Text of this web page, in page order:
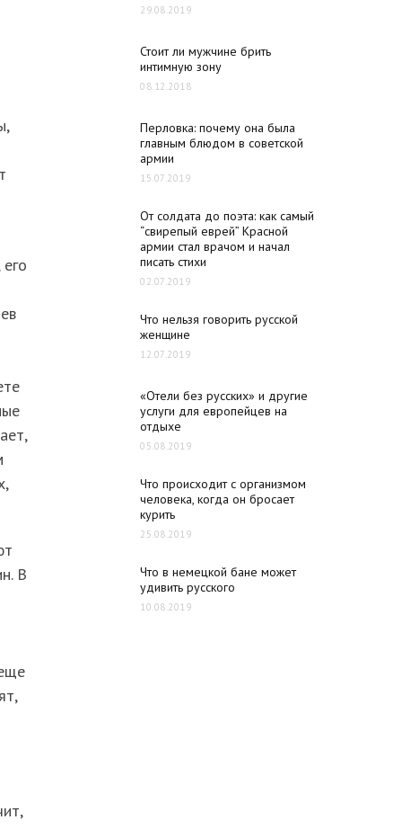
В
29.08.2019
Стоит ли мужчине брить
интимную зону
08.12.2018
Перловка: почему она была
главным блюдом в советской
армии
15.07.2019
От солдата до поэта: как самый
“свирепый еврей” Красной
армии стал врачом и начал
писать стихи
02.07.2019
Что нельзя говорить русской
женщине
12.07.2019
«Отели без русских» и другие
услуги для европейцев на
отдыхе
05.08.2019
Что происходит с организмом
человека, когда он бросает
курить
25.08.2019
Что в немецкой бане может
удивить русского
10.08.2019